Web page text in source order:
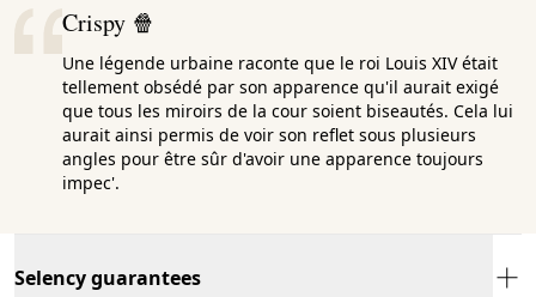
Crispy 🍿
Une légende urbaine raconte que le roi Louis XIV était
tellement obsédé par son apparence qu'il aurait exigé
que tous les miroirs de la cour soient biseautés. Cela lui
aurait ainsi permis de voir son reflet sous plusieurs
angles pour être sûr d'avoir une apparence toujours
impec'.
Selency guarantees